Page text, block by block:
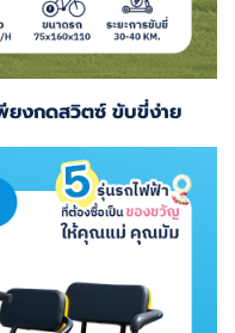
ยงกดสวิตซ์ ขับขี่ง่าย